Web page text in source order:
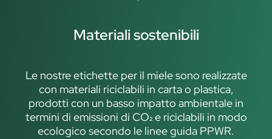
Materiali sostenibili
Le nostre etichette per il miele sono realizzate
con materiali riciclabili in carta o plastica,
prodotti con un basso impatto ambientale in
termini di emissioni di CO₂ e riciclabili in modo
ecologico secondo le linee guida PPWR.